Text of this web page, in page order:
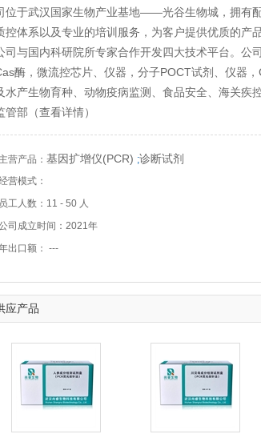
位于武汉国家生物产业基地——光谷生物城，拥有
控体系以及专业的培训服务，为客户提供优质的产
司与国内科研院所专家合作开发四大技术平台。公
酶，微流控芯片、仪器，分子POCT试剂、仪器
水产生物育种、动物疫病监测、食品安全、海关疾
管部（查看详情）
主营产品： 基因扩增仪(PCR) ;诊断试剂
营模式：
员工人数：11 - 50 人
司成立时间：2021年
出口额： ---
应产品